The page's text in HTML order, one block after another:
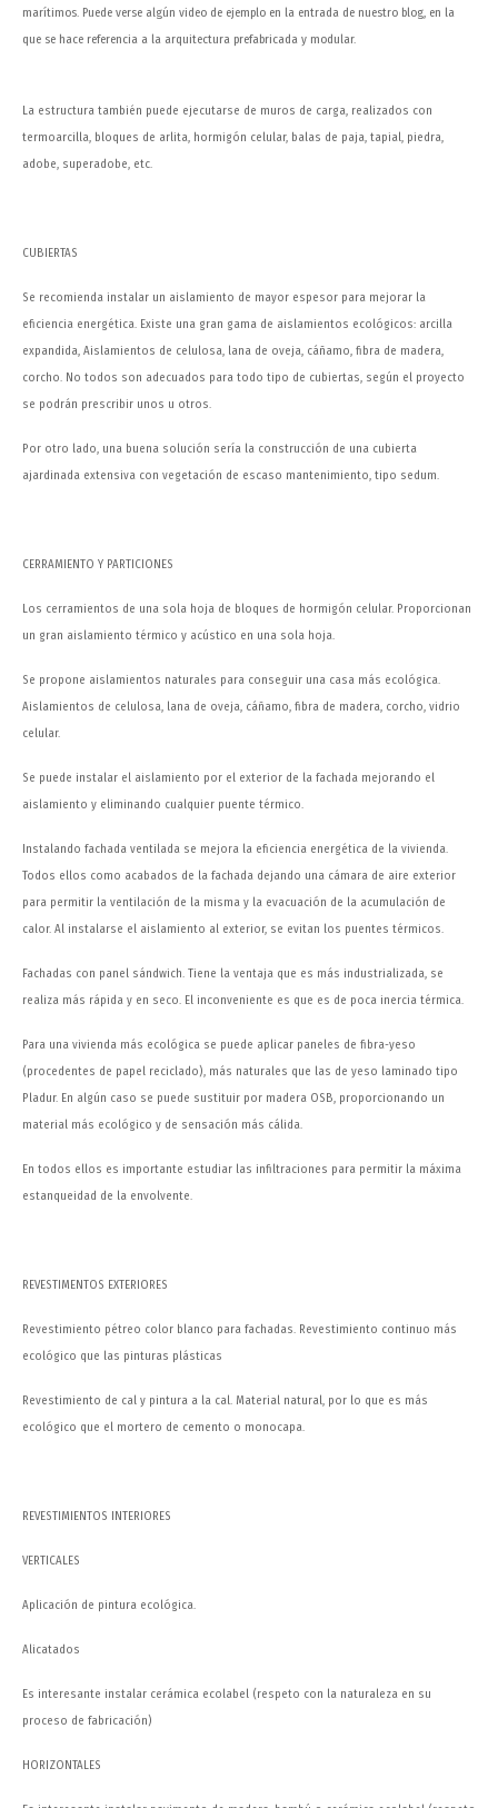
marítimos. Puede verse algún video de ejemplo en la entrada de nuestro blog, en la
que se hace referencia a la arquitectura prefabricada y modular.
La estructura también puede ejecutarse de muros de carga, realizados con
termoarcilla, bloques de arlita, hormigón celular, balas de paja, tapial, piedra,
adobe, superadobe, etc.
CUBIERTAS
Se recomienda instalar un aislamiento de mayor espesor para mejorar la
eficiencia energética. Existe una gran gama de aislamientos ecológicos: arcilla
expandida, Aislamientos de celulosa, lana de oveja, cáñamo, fibra de madera,
corcho. No todos son adecuados para todo tipo de cubiertas, según el proyecto
se podrán prescribir unos u otros.
Por otro lado, una buena solución sería la construcción de una cubierta
ajardinada extensiva con vegetación de escaso mantenimiento, tipo sedum.
CERRAMIENTO Y PARTICIONES
Los cerramientos de una sola hoja de bloques de hormigón celular. Proporcionan
un gran aislamiento térmico y acústico en una sola hoja.
Se propone aislamientos naturales para conseguir una casa más ecológica.
Aislamientos de celulosa, lana de oveja, cáñamo, fibra de madera, corcho, vidrio
celular.
Se puede instalar el aislamiento por el exterior de la fachada mejorando el
aislamiento y eliminando cualquier puente térmico.
Instalando fachada ventilada se mejora la eficiencia energética de la vivienda.
Todos ellos como acabados de la fachada dejando una cámara de aire exterior
para permitir la ventilación de la misma y la evacuación de la acumulación de
calor. Al instalarse el aislamiento al exterior, se evitan los puentes térmicos.
Fachadas con panel sándwich. Tiene la ventaja que es más industrializada, se
realiza más rápida y en seco. El inconveniente es que es de poca inercia térmica.
Para una vivienda más ecológica se puede aplicar paneles de fibra-yeso
(procedentes de papel reciclado), más naturales que las de yeso laminado tipo
Pladur. En algún caso se puede sustituir por madera OSB, proporcionando un
material más ecológico y de sensación más cálida.
En todos ellos es importante estudiar las infiltraciones para permitir la máxima
estanqueidad de la envolvente.
REVESTIMENTOS EXTERIORES
Revestimiento pétreo color blanco para fachadas. Revestimiento continuo más
ecológico que las pinturas plásticas
Revestimiento de cal y pintura a la cal. Material natural, por lo que es más
ecológico que el mortero de cemento o monocapa.
REVESTIMIENTOS INTERIORES
VERTICALES
Aplicación de pintura ecológica.
Alicatados
Es interesante instalar cerámica ecolabel (respeto con la naturaleza en su
proceso de fabricación)
HORIZONTALES